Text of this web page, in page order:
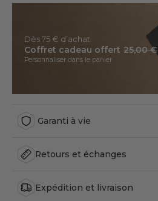
Dès 75 € d’achat
Coffret cadeau offert 25,00 €
Personnaliser dans le panier
Garanti à vie
Retours et échanges
Expédition et livraison